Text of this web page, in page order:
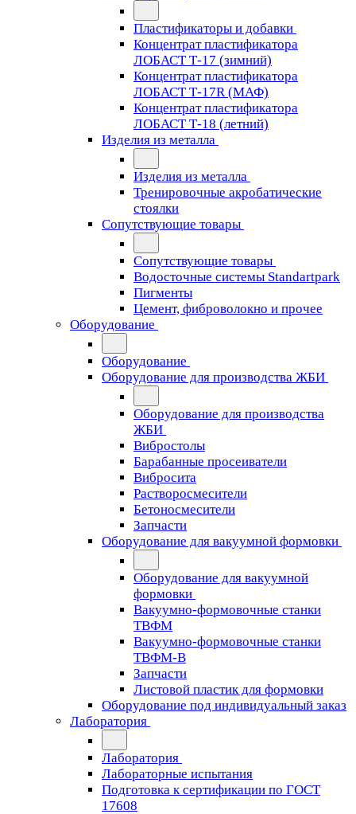
Пластификаторы и добавки
Концентрат пластификатора
ЛОБАСТ Т-17 (зимний)
Концентрат пластификатора
ЛОБАСТ Т-17R (МАФ)
Концентрат пластификатора
ЛОБАСТ Т-18 (летний)
Изделия из металла
Изделия из металла
Тренировочные акробатические
стоялки
Сопутствующие товары
Сопутствующие товары
Водосточные системы Standartpark
Пигменты
Цемент, фиброволокно и прочее
Оборудование
Оборудование
Оборудование для производства ЖБИ
Оборудование для производства
ЖБИ
Вибростолы
Барабанные просеиватели
Вибросита
Растворосмесители
Бетоносмесители
Запчасти
Оборудование для вакуумной формовки
Оборудование для вакуумной
формовки
Вакуумно-формовочные станки
ТВФМ
Вакуумно-формовочные станки
ТВФМ-В
Запчасти
Листовой пластик для формовки
Оборудование под индивидуальный заказ
Лаборатория
Лаборатория
Лабораторные испытания
Подготовка к сертификации по ГОСТ
17608